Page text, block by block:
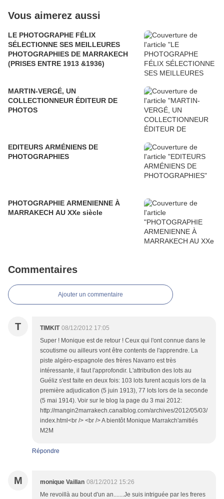
Vous aimerez aussi
LE PHOTOGRAPHE FÉLIX
SÉLECTIONNE SES MEILLEURES
PHOTOGRAPHIES DE MARRAKECH
(PRISES ENTRE 1913 &1936)
MARTIN-VERGÉ, UN
COLLECTIONNEUR ÉDITEUR DE
PHOTOS
EDITEURS ARMÉNIENS DE
PHOTOGRAPHIES
PHOTOGRAPHIE ARMENIENNE À
MARRAKECH AU XXe siècle
Commentaires
Ajouter un commentaire
T TIMKIT 08/12/2012 17:05
Super ! Monique est de retour ! Ceux qui l'ont connue dans le
scoutisme ou ailleurs vont être contents de l'apprendre. La
piste algéro-espagnole des frères Navarro est très
intéressante, il faut l'approfondir. L'attribution des lots au
Guéliz s'est faite en deux fois: 103 lots furent acquis lors de la
première adjudication (5 juin 1913), 77 lots lors de la seconde
(5 mai 1914). Voir sur le blog la page du 3 mai 2012:
http://mangin2marrakech.canalblog.com/archives/2012/05/03/
index.html<br /> <br /> A bientôt Monique Marrakch'amitiés
M2M
Répondre
M monique Vaillan 08/12/2012 15:26
Me revoillà au bout d'un an.......Je suis intriguée par les freres